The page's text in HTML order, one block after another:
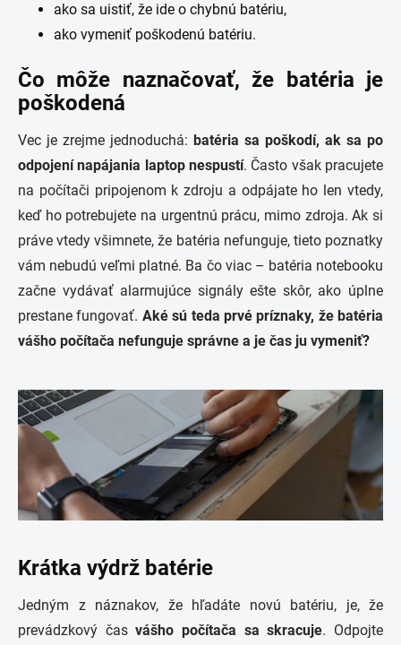
ako sa uistiť, že ide o chybnú batériu,
ako vymeniť poškodenú batériu.
Čo môže naznačovať, že batéria je
poškodená
Vec je zrejme jednoduchá: batéria sa poškodí, ak sa po
odpojení napájania laptop nespustí. Často však pracujete
na počítači pripojenom k ​​zdroju a odpájate ho len vtedy,
keď ho potrebujete na urgentnú prácu, mimo zdroja. Ak si
práve vtedy všimnete, že batéria nefunguje, tieto poznatky
vám nebudú veľmi platné. Ba čo viac – batéria notebooku
začne vydávať alarmujúce signály ešte skôr, ako úplne
prestane fungovať. Aké sú teda prvé príznaky, že batéria
vášho počítača nefunguje správne a je čas ju vymeniť?
Krátka výdrž batérie
Jedným z náznakov, že hľadáte novú batériu, je, že
prevádzkový časvášho počítača sa skracuje. Odpojte